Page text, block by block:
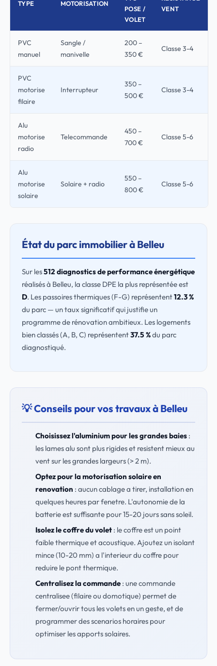
TYPE MOTORISATION
POSE /
VOLET
VENT
PVC
manuel
Sangle /
manivelle
200 –
350 €
Classe 3-4
PVC
motorise
filaire
Interrupteur
350 –
500 €
Classe 3-4
Alu
motorise
radio
Telecommande
450 –
700 €
Classe 5-6
Alu
motorise
solaire
Solaire + radio
550 –
800 €
Classe 5-6
État du parc immobilier à Belleu
Sur les512 diagnostics de performance énergétique
réalisés à Belleu, la classe DPE la plus représentée est
D. Les passoires thermiques (F-G) représentent12.3 %
du parc — un taux significatif qui justifie un
programme de rénovation ambitieux. Les logements
bien classés (A, B, C) représentent37.5 %du parc
diagnostiqué.
💡 Conseils pour vos travaux à Belleu
Choisissez l'aluminium pour les grandes baies:
les lames alu sont plus rigides et resistent mieux au
vent sur les grandes largeurs (> 2 m).
Optez pour la motorisation solaire en
renovation : aucun cablage a tirer, installation en
quelques heures par fenetre. L'autonomie de la
batterie est suffisante pour 15-20 jours sans soleil.
Isolez le coffre du volet: le coffre est un point
faible thermique et acoustique. Ajoutez un isolant
mince (10-20 mm) a l'interieur du coffre pour
reduire le pont thermique.
Centralisez la commande: une commande
centralisee (filaire ou domotique) permet de
fermer/ouvrir tous les volets en un geste, et de
programmer des scenarios horaires pour
optimiser les apports solaires.